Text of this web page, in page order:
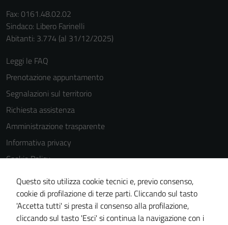
Fax: 0161.48.02.02
Sindaco: Libero Farinelli
Abitanti: 3.774 (al 31/12/2025)
Leggi le FAQ
Prenotazione appuntamento
Segnalazioni sul territorio
Richiesta assistenza
Amministrazione trasparente
Informativa privacy
Cookie Policy
Dichiarazione di accessibilità
Piano di miglioramento del sito
Questo sito utilizza cookie tecnici e, previo consenso,
cookie di profilazione di terze parti. Cliccando sul tasto
'Accetta tutti' si presta il consenso alla profilazione,
cliccando sul tasto 'Esci' si continua la navigazione con i